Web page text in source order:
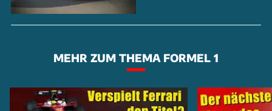
MEHR ZUM THEMA FORMEL 1